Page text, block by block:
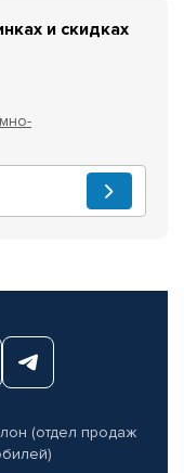
и скидках
(отдел продаж